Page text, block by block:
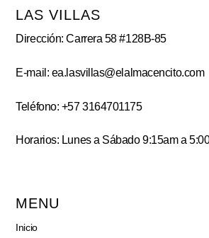
LAS VILLAS
Dirección: Carrera 58 #128B-85
E-mail: ea.lasvillas@elalmacencito.com
Teléfono: +57 3164701175
Horarios: Lunes a Sábado 9:15am a
MENU
Inicio